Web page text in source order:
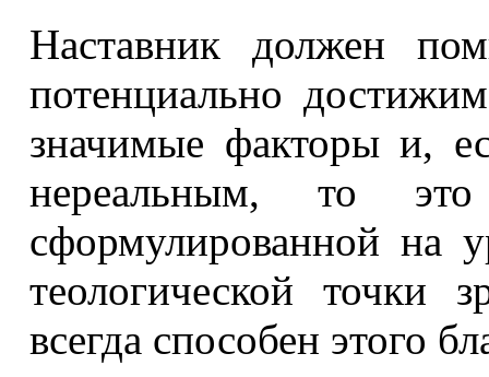
Наставник должен
потенциально
значимые факторы и,
нереальным, то это
сформулированной на
теологической точки
всегда способен этого